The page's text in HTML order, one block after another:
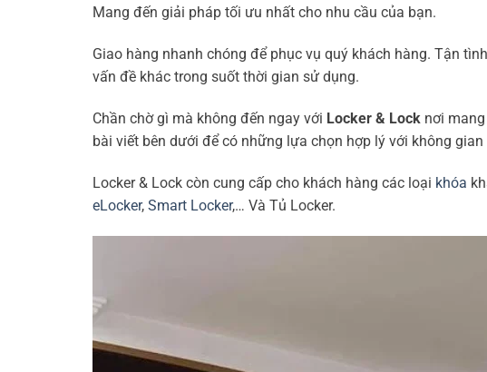
Mang đến giải pháp tối ưu nhất cho nhu cầu của bạn.
Giao hàng nhanh chóng để phục vụ quý khách hàng. Tận
vấn đề khác trong suốt thời gian sử dụng.
Chần chờ gì mà không đến ngay với Locker & Lock nơi
bài viết bên dưới để có những lựa chọn hợp lý với không
Locker & Lock còn cung cấp cho khách hàng các loại khóa
eLocker, Smart Locker,… Và Tủ Locker.